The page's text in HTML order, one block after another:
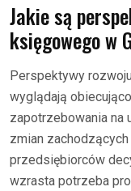
Jakie są
księgowego w
Perspektywy
wyglądają
zapotrzebowania na
zmian
przedsiębiorców
wzrasta potrzeba